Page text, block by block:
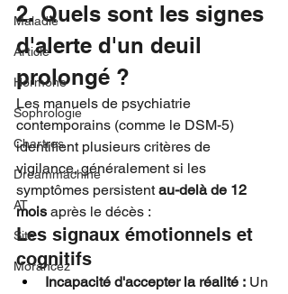
Maladie
Article
Hormone
Sophrologie
Chartres
Dreammachine
AT
Site
Morancez
2. Quels sont les signes
d'alerte d'un deuil
prolongé ?
Les manuels de psychiatrie
contemporains (comme le DSM-5)
identifient plusieurs critères de
vigilance, généralement si les
symptômes persistent au-delà de 12
mois après le décès :
Les signaux émotionnels et
cognitifs
Incapacité d'accepter la réalité : Un